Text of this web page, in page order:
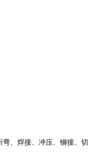
、焊接、冲压、铆接、切